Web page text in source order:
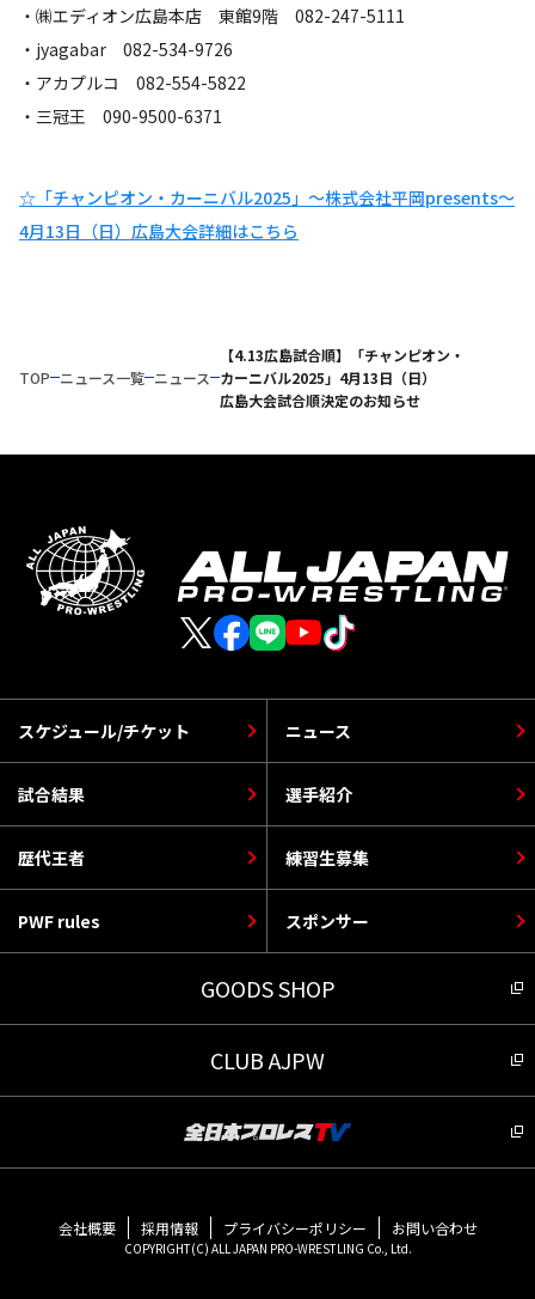
・㈱エディオン広島本店 東館9階 082-247-5111
・jyagabar 082-534-9726
・アカプルコ 082-554-5822
・三冠王 090-9500-6371
☆「チャンピオン・カーニバル2025」～株式会社平岡presents～
4月13日（日）広島大会詳細はこちら
TOP ニュース一覧 ニュース
【4.13広島試合順】「チャンピオン・
カーニバル2025」4月13日（日）
広島大会試合順決定のお知らせ
スケジュール/チケット
選手紹介
PWF rules
ニュース
歴代王者
スポンサー
試合結果
練習生募集
GOODS SHOP
CLUB AJPW
会社概要 採用情報 プライバシーポリシー お問い合わせ
COPYRIGHT(C) ALL JAPAN PRO-WRESTLING Co., Ltd.